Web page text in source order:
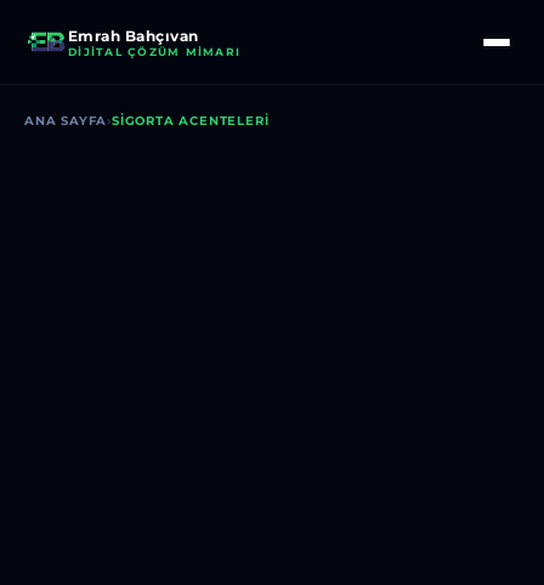
Emrah Bahçıvan
DIJITAL ÇÖZÜM MIMARI
ANA SAYFA›SIGORTA ACENTELERI